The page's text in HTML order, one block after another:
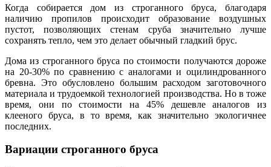
Когда собирается дом из строганного бруса, благодаря
наличию пропилов происходит образование воздушных
пустот, позволяющих стенам сруба значительно лучше
сохранять тепло, чем это делает обычный гладкий брус.
Дома из строганного бруса по стоимости получаются дороже
на 20-30% по сравнению с аналогами и оцилиндрованного
бревна. Это обусловлено большим расходом заготовочного
материала и трудоемкой технологией производства. Но в тоже
время, они по стоимости на 45% дешевле аналогов из
клееного бруса, в то время, как значительно экологичнее
последних.
Вариации строганного бруса